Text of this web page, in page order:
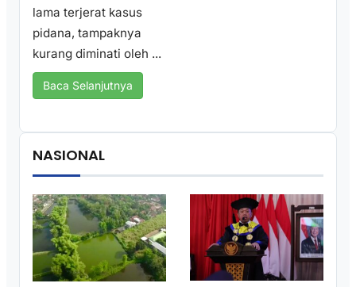
lama terjerat kasus
pidana, tampaknya
kurang diminati oleh ...
Baca Selanjutnya
NASIONAL